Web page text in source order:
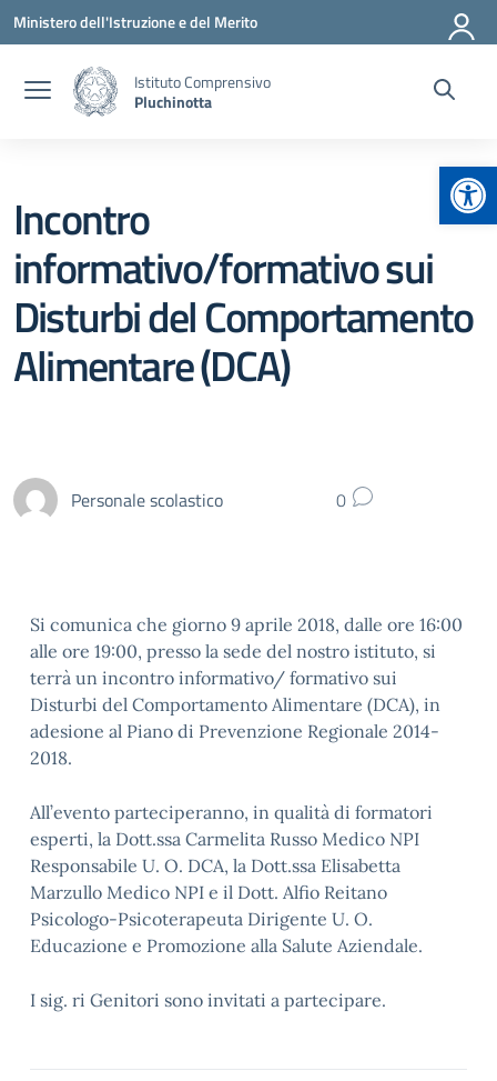
Vai ai contenuti
Vai al menu di navigazione
Vai al footer
Ministero dell'Istruzione e del Merito
Istituto Comprensivo
Pluchinotta
Incontro
informativo/formativo sui
Disturbi del Comportamento
Alimentare (DCA)
Personale scolastico 0
Si comunica che giorno 9 aprile 2018, dalle ore 16:00
alle ore 19:00, presso la sede del nostro istituto, si
terrà un incontro informativo/ formativo sui
Disturbi del Comportamento Alimentare (DCA), in
adesione al Piano di Prevenzione Regionale 2014-
2018.
All’evento parteciperanno, in qualità di formatori
esperti, la Dott.ssa Carmelita Russo Medico NPI
Responsabile U. O. DCA, la Dott.ssa Elisabetta
Marzullo Medico NPI e il Dott. Alfio Reitano
Psicologo-Psicoterapeuta Dirigente U. O.
Educazione e Promozione alla Salute Aziendale.
I sig. ri Genitori sono invitati a partecipare.